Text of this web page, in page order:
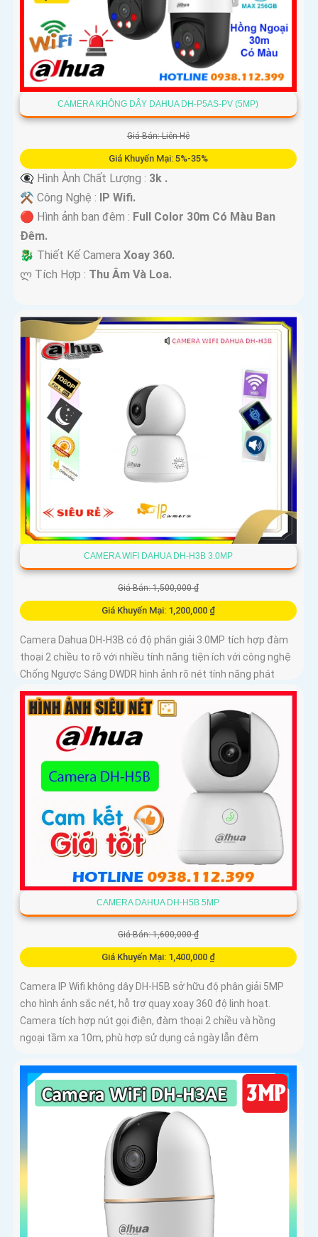
CAMERA KHÔNG DÂY DAHUA DH-P5AS-PV (5MP)
Giá Bán: Liên Hệ
Giá Khuyến Mại: 5%-35%
👁️‍🗨 Hình Ành Chất Lượng : 3k .
⚒ Công Nghệ : IP Wifi.
🔴 Hình ảnh ban đêm : Full Color 30m Có Màu Ban
Ðêm.
🐉️ Thiết Kế Camera Xoay 360.
️ლ Tích Hợp : Thu Âm Và Loa.
CAMERA WIFI DAHUA DH-H3B 3.0MP
Giá Bán: 1,500,000 ₫
Giá Khuyến Mại: 1,200,000 ₫
Camera Dahua DH-H3B có độ phân giải 3.0MP tích hợp đàm
thoại 2 chiều to rõ với nhiều tính năng tiện ích với công nghệ
Chống Ngược Sáng DWDR hình ảnh rõ nét tính năng phát
hiện chuyển động phân biệt người và chuyển động khác,
Hồng ngoại 10m cho giám sát ban đêm sắc nét dù thiếu ánh
CAMERA DAHUA DH-H5B 5MP
Giá Bán: 1,600,000 ₫
Giá Khuyến Mại: 1,400,000 ₫
Camera IP Wifi không dây DH-H5B sở hữu độ phân giải 5MP
cho hình ảnh sắc nét, hỗ trợ quay xoay 360 độ linh hoạt.
Camera tích hợp nút gọi điện, đàm thoại 2 chiều và hồng
ngoại tầm xa 10m, phù hợp sử dụng cả ngày lẫn đêm